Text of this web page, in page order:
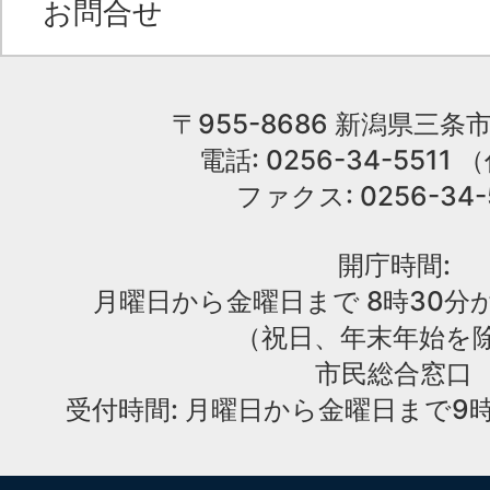
お問合せ
〒955-8686 新潟県三条
電話: 0256-34-5511
ファクス: 0256-
開庁時間:
月曜日から金曜日まで 8時30分
（祝日、年末年始を
市民総合窓口
受付時間: 月曜日から金曜日まで9